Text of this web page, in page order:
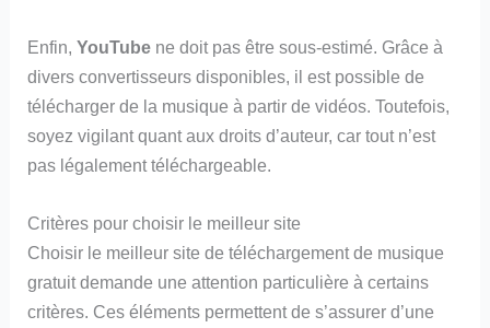
Enfin,YouTube ne doit pas être sous-estimé. Grâce à
divers convertisseurs disponibles, il est possible de
télécharger de la musique à partir de vidéos. Toutefois,
soyez vigilant quant aux droits d’auteur, car tout n’est
pas légalement téléchargeable.
Critères pour choisir le meilleur site
Choisir le meilleur site de téléchargement de musique
gratuit demande une attention particulière à certains
critères. Ces éléments permettent de s’assurer d’une